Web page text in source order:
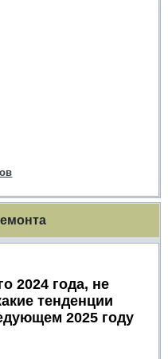
2024 года, не
тенденции
2025 году